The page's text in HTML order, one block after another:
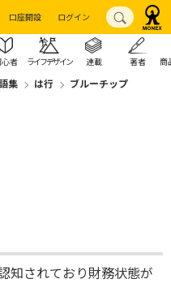
口座開設 ログイン
者 ライフデザイン 連載 著者 商
集 は行 ブルーチップ
知されており財務状態が